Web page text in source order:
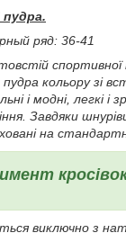
ряд: 36-41
спортивної
кольору зі
і модні, легкі і
Завдяки
на
виключно з